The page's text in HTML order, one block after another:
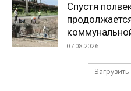
Спустя
07.08.2026